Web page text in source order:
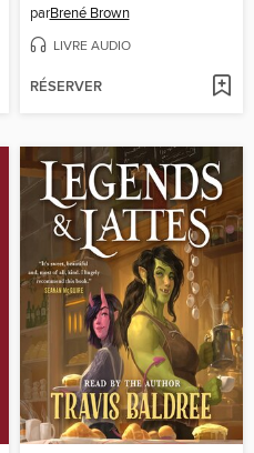
parBrené Brown
LIVRE AUDIO
RÉSERVER